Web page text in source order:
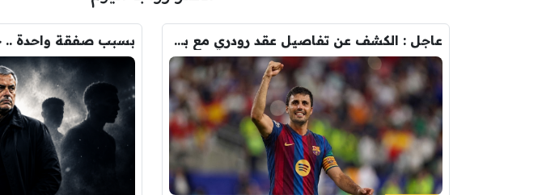
عاجل : الكشف عن تفاصيل عقد رودري مع برشلونة.. قيمة الصفقة والراتب